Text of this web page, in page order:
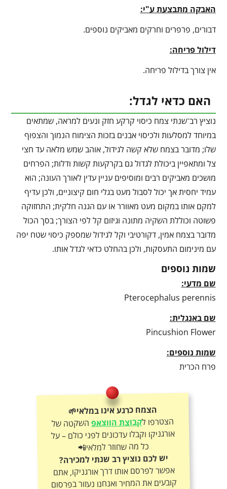
האבקה מתבצעת ע"י:
דבורים, פרפרים וחרקים מאביקים נוספים.
דילול פריחה:
אין צורך בדילול פריחה.
האם כדאי לגדל:
נוציץ רב־שנתי צמח כיסוי קרקע חזק ונעים למראה, שמתאים
במיוחד למסלעות ולכיסוי אבנים בזכות הצימוח הנמוך והצפוף
שלו; מדובר בצמח שלא קשה לגידול, אוהב שמש מלאה עד חצי
צל ומתאפיין ביכולת לגדול גם בקרקעות קשות ודלות; הפרחים
מושכים מאביקים רבים ומוסיפים עניין עדין לאורך העונה; הוא
עמיד יחסית אך יכול לסבול מעט בגלי חום קיצוניים, ולכן עדיף
למקם אותו במקום מעט מאוורר או עם הגנה חלקית; התחזוקה
פשוטה וכוללת השקיה מתונה וגיזום קל לפי הצורך; בסך הכול
מדובר בצמח אמין, דקורטיבי וקל לגידול שמספק כיסוי שטח יפה
עם מינימום התעסקות, ולכן בהחלט כדאי לגדל אותו.
שמות נוספים
שם מדעי:
Pterocephalus perennis
שם באנגלית:
Pincushion Flower
שמות נוספים:
פרח הכרית
הצמח כרגע אינו במלאי🌱
הצטרפו לקבוצת הווצאפהשקטה של
אורגניקו וקבלו עדכונים לפני כולם – על
כל מה שחוזר למלאי📲
יש לכם נוציץ רב שנתי למכירה?
אפשר לפרסם אותו דרך אורגניקו, אתם
קובעים את המחיר ואנחנו נעזור בפרסום